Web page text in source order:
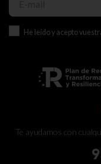
He leído y acepto
Te ayudamos con